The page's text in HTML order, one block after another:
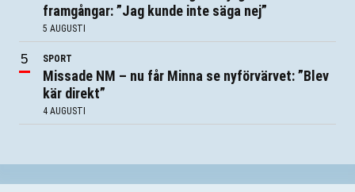
framgångar: ”Jag kunde inte säga nej”
5 AUGUSTI
SPORT
Missade NM – nu får Minna se nyförvärvet: ”Blev
kär direkt”
4 AUGUSTI